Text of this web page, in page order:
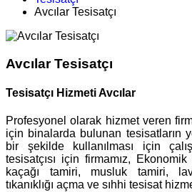
Avcılar Tesisatçı
Avcılar Tesisatçı
Tesisatçı Hizmeti Avcılar
Profesyonel olarak hizmet veren
için binalarda bulunan tesisatların
bir şekilde kullanılması için
tesisatçısı için firmamız,
kaçağı tamiri, musluk tamiri,
tıkanıklığı açma ve sıhhi tesisat